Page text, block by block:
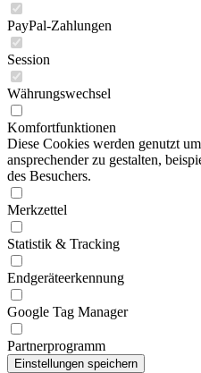
PayPal-Zahlungen
Session
Währungswechsel
Komfortfunktionen
Diese Cookies werden genutzt
ansprechender zu gestalten,
des Besuchers.
Merkzettel
Statistik & Tracking
Endgeräteerkennung
Google Tag Manager
Partnerprogramm